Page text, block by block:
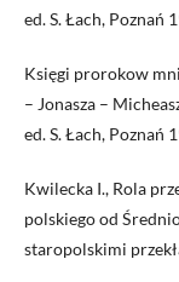
ed. S. Łach, Poznań
Księgi prorokow
– Jonasza –
ed. S. Łach, Poznań
Kwilecka I., Rola
polskiego od
staropolskimi